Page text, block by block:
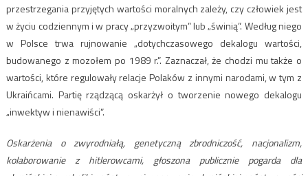
przestrzegania przyjętych wartości moralnych zależy, czy człowiek jest
w życiu codziennym i w pracy „przyzwoitym” lub „świnią”. Według niego
w Polsce trwa rujnowanie „dotychczasowego dekalogu wartości,
budowanego z mozołem po 1989 r.”. Zaznaczał, że chodzi mu także o
wartości, które regulowały relacje Polaków z innymi narodami, w tym z
Ukraińcami. Partię rządzącą oskarżył o tworzenie nowego dekalogu
„inwektyw i nienawiści”.
Oskarżenia o zwyrodniałą, genetyczną zbrodniczość, nacjonalizm,
kolaborowanie z hitlerowcami, głoszona publicznie pogarda dla